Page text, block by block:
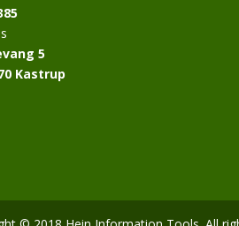
5
Kastrup